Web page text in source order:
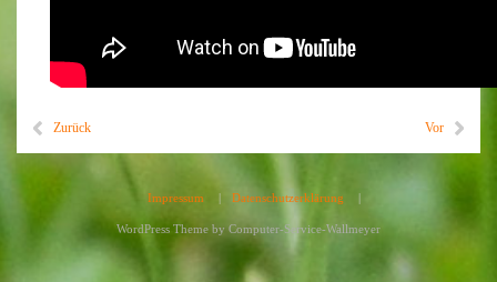
Zurück Vor
Impressum Datenschutzerklärung
WordPress Theme by Computer-Service-Wallmeyer